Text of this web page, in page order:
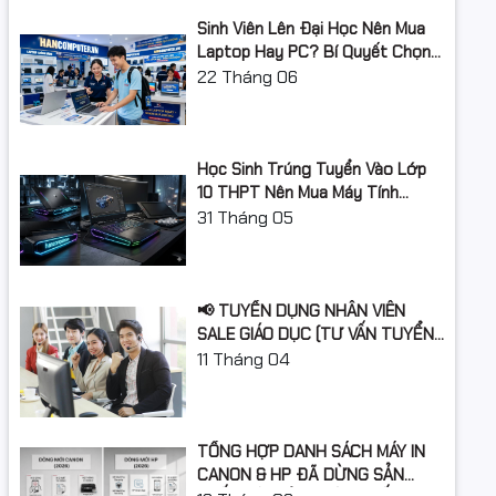
Sinh Viên Lên Đại Học Nên Mua
Laptop Hay PC? Bí Quyết Chọn
Máy Tính Đúng Nhu Cầu, Không
22 Tháng 06
Học Sinh Trúng Tuyển Vào Lớp
10 THPT Nên Mua Máy Tính
Laptop Gì Năm Học 2026 -
31 Tháng 05
📢 TUYỂN DỤNG NHÂN VIÊN
SALE GIÁO DỤC (TƯ VẤN TUYỂN
SINH)
11 Tháng 04
TỔNG HỢP DANH SÁCH MÁY IN
CANON & HP ĐÃ DỪNG SẢN